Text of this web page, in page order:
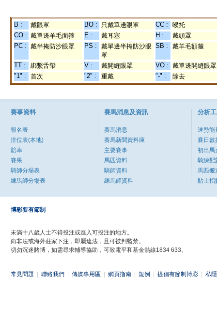
B : 戴眼罩 BO : 只戴單邊眼罩 CC :
喉托
CO : 戴單邊羊毛面箍 E : 戴耳塞 H :
戴頭罩
PC : 戴半掩防沙眼罩 PS :
戴單邊半掩防沙眼
罩
SB : 戴羊毛額箍
TT : 綁繫舌帶 V : 戴開縫眼罩 VO : 戴單邊開縫眼罩
"1" :
首次 "2" : 重戴 "-" : 除去
賽事資料
報名表
排位表(本地)
賠率
賽果
騎師分場表
練馬師分場表
賽馬消息及資訊
賽馬消息
賽馬新聞資料庫
主要賽事
馬匹資料
騎師資料
練馬師資料
分析
速勢能
賽日數
初出馬
騎練配
馬匹搬
貼士指
博彩要有節制
未滿十八歲人士不得投注或進入可投注的地方。
向非法或海外莊家下注，即屬違法，且可被判監禁。
切勿沉迷賭博，如需尋求輔導協助，可致電平和基金熱線1834 633。
常見問題 聯絡我們 傳媒專用區 網頁指南 規例 提倡有節制博彩 私